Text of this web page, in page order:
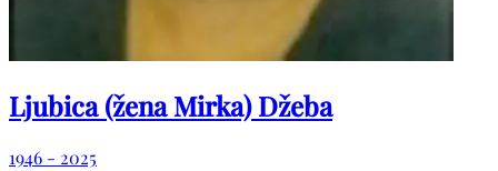
Ljubica (žena Mirka) Džeba
1946 - 2025